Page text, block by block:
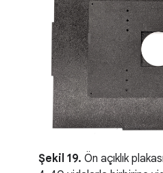
Şekil 19. Ön açıklık